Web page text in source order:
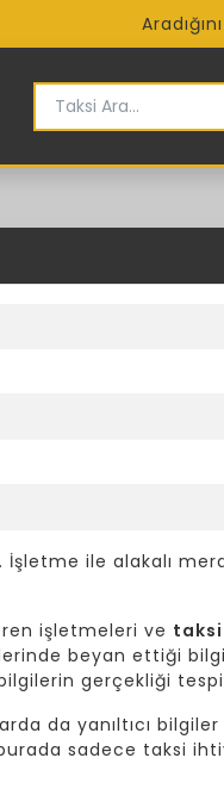
ile alakalı
işletmeleri ve taksi
beyan ettiği
bilgilerin gerçekliği
da yanıltıcı
sadece taksi